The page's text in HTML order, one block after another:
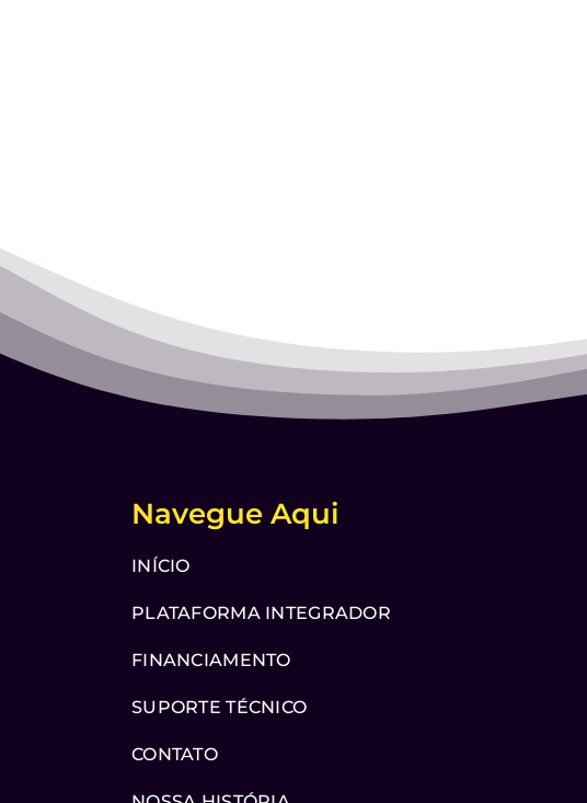
Navegue Aqui
INÍCIO
PLATAFORMA INTEGRADOR
FINANCIAMENTO
SUPORTE TÉCNICO
CONTATO